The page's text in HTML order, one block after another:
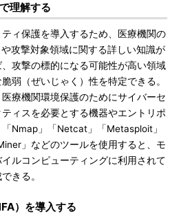
理解する
ィ保護を導入するため、医療機関の
攻撃対象領域に関する詳しい知識が
攻撃の標的になる可能性が高い領域
弱（ぜいじゃく）性を特定できる。
療機関環境保護のためにサイバーセ
ィスを必要とする機器やエントリポ
Nmap」「Netcat」「Metasploit」
」などのツールを使用すると、モ
ルコンピューティングに利用されて
きる。
）を導入する